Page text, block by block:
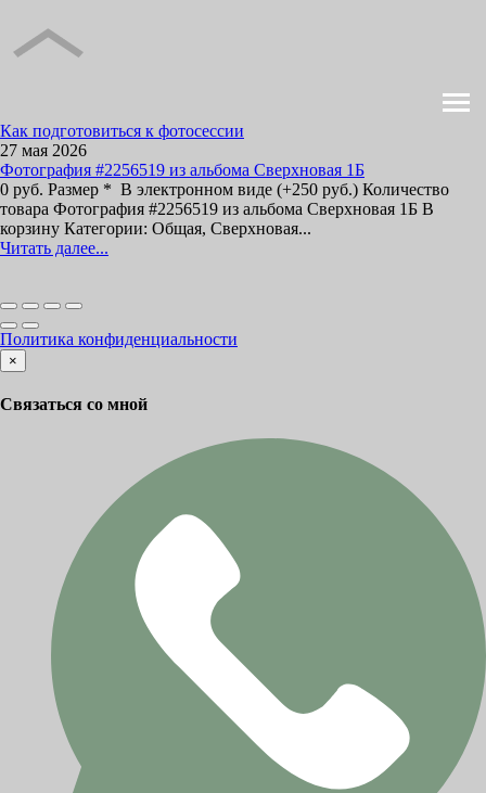
Как подготовиться к фотосессии
27 мая 2026
Фотография #2256519 из альбома Сверхновая 1Б
0 руб. Размер * В электронном виде (+250 руб.) Количество
товара Фотография #2256519 из альбома Сверхновая 1Б В
корзину Категории: Общая, Сверхновая...
Читать далее...
Политика конфиденциальности
×
Связаться со мной